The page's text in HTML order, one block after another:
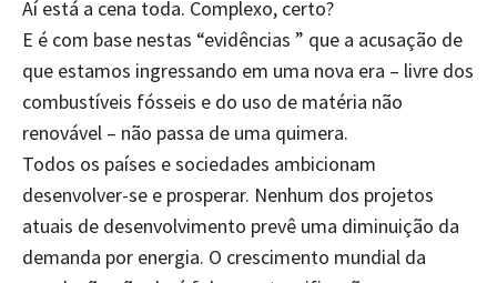
Aí está a cena toda. Complexo, certo?
E é com base nestas “evidências ” que a acusação de
que estamos ingressando em uma nova era – livre dos
combustíveis fósseis e do uso de matéria não
renovável – não passa de uma quimera.
Todos os países e sociedades ambicionam
desenvolver-se e prosperar. Nenhum dos projetos
atuais de desenvolvimento prevê uma diminuição da
demanda por energia. O crescimento mundial da